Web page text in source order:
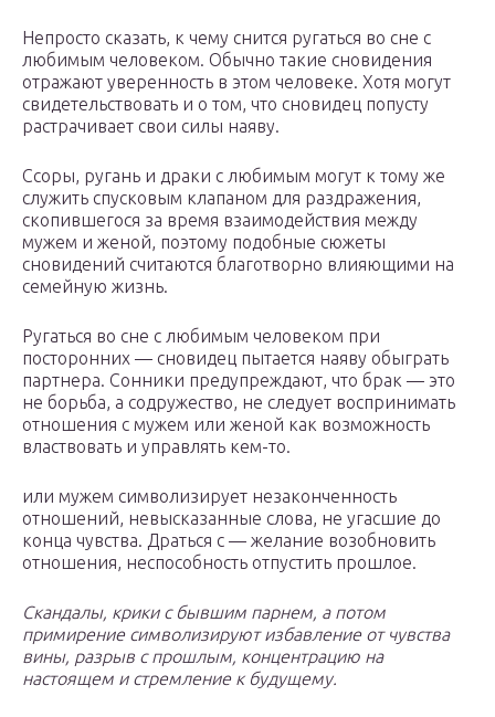
Непросто сказать, к чему снится ругаться во сне с
любимым человеком. Обычно такие сновидения
отражают уверенность в этом человеке. Хотя могут
свидетельствовать и о том, что сновидец попусту
растрачивает свои силы наяву.
Ссоры, ругань и драки с любимым могут к тому же
служить спусковым клапаном для раздражения,
скопившегося за время взаимодействия между
мужем и женой, поэтому подобные сюжеты
сновидений считаются благотворно влияющими на
семейную жизнь.
Ругаться во сне с любимым человеком при
посторонних — сновидец пытается наяву обыграть
партнера. Сонники предупреждают, что брак — это
не борьба, а содружество, не следует воспринимать
отношения с мужем или женой как возможность
властвовать и управлять кем-то.
или мужем символизирует незаконченность
отношений, невысказанные слова, не угасшие до
конца чувства. Драться с — желание возобновить
отношения, неспособность отпустить прошлое.
Скандалы, крики с бывшим парнем, а потом
примирение символизируют избавление от чувства
вины, разрыв с прошлым, концентрацию на
настоящем и стремление к будущему.